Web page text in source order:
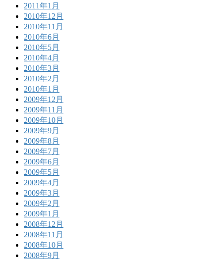
2011年1月
2010年12月
2010年11月
2010年6月
2010年5月
2010年4月
2010年3月
2010年2月
2010年1月
2009年12月
2009年11月
2009年10月
2009年9月
2009年8月
2009年7月
2009年6月
2009年5月
2009年4月
2009年3月
2009年2月
2009年1月
2008年12月
2008年11月
2008年10月
2008年9月